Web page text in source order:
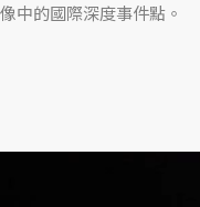
中的國際深度事件點。